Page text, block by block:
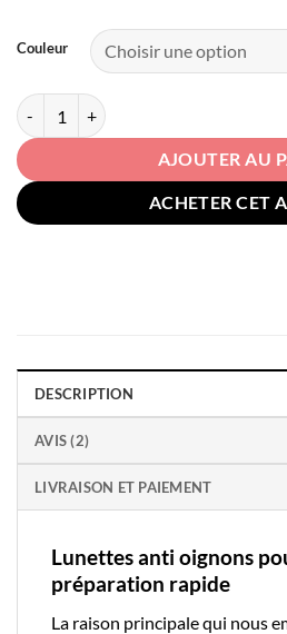
Couleur
quantité de Lunettes Oignons
AJOUTER AU
ACHETER CET
DESCRIPTION
AVIS (2)
LIVRAISON ET PAIEMENT
Lunettes anti oignons
préparation rapide
La raison principale qui nous